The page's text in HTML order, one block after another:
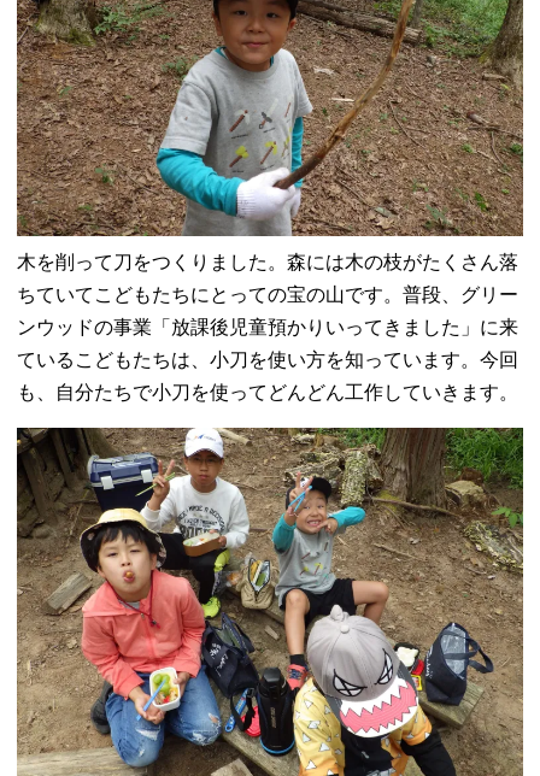
木を削って刀をつくりました。森には木の枝がたくさん落
ちていてこどもたちにとっての宝の山です。普段、グリー
ンウッドの事業「放課後児童預かりいってきました」に来
ているこどもたちは、小刀を使い方を知っています。今回
も、自分たちで小刀を使ってどんどん工作していきます。